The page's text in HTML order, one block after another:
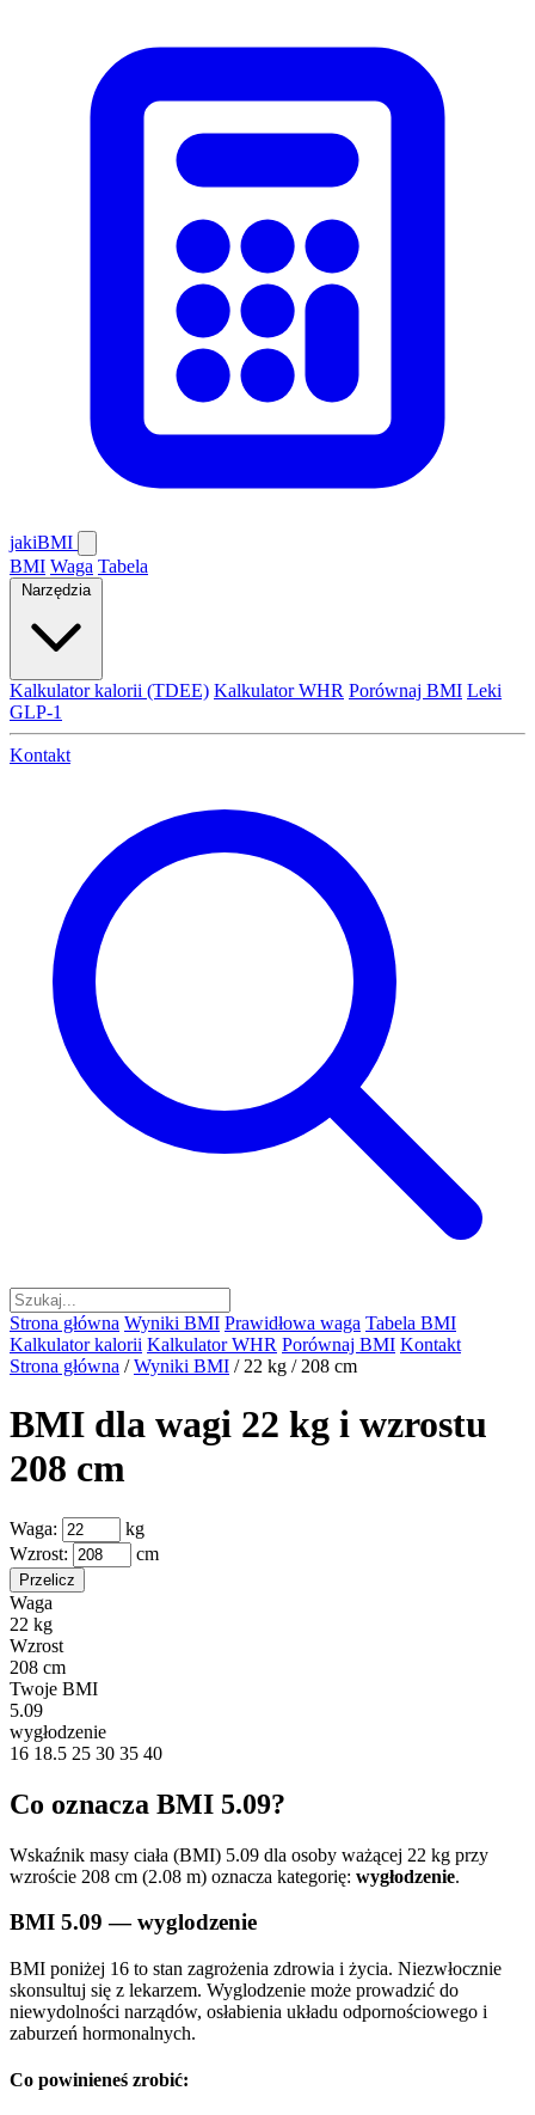
jakiBMI
BMI Waga Tabela
Narzędzia
Kalkulator kalorii (TDEE) Kalkulator WHR Porównaj BMI Leki
GLP-1
Kontakt
Strona główna Wyniki BMI Prawidłowa waga Tabela BMI
Kalkulator kalorii Kalkulator WHR Porównaj BMI Kontakt
Strona główna / Wyniki BMI / 22 kg / 208 cm
BMI dla wagi 22 kg i wzrostu
208 cm
Waga:
kg
Wzrost:
cm
Przelicz
Waga
22 kg
Wzrost
208 cm
Twoje BMI
5.09
wygłodzenie
16 18.5 25 30 35 40
Co oznacza BMI 5.09?
Wskaźnik masy ciała (BMI) 5.09 dla osoby ważącej 22 kg przy
wzroście 208 cm (2.08 m) oznacza kategorię: wygłodzenie.
BMI 5.09 — wyglodzenie
BMI poniżej 16 to stan zagrożenia zdrowia i życia. Niezwłocznie
skonsultuj się z lekarzem. Wyglodzenie może prowadzić do
niewydolności narządów, osłabienia układu odpornościowego i
zaburzeń hormonalnych.
Co powinieneś zrobić: